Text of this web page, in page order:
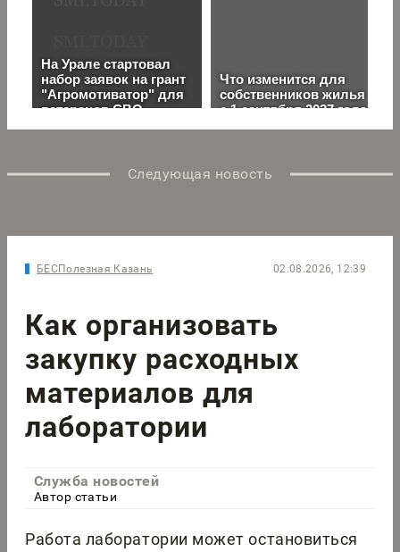
Следующая новость
БЕСПолезная Казань 02.08.2026, 12:39
Как организовать
закупку расходных
материалов для
лаборатории
Служба новостей
Автор статьи
Работа лаборатории может остановиться